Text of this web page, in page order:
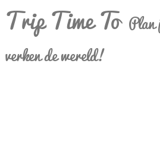
Trip Time To Plan
verken de wereld!